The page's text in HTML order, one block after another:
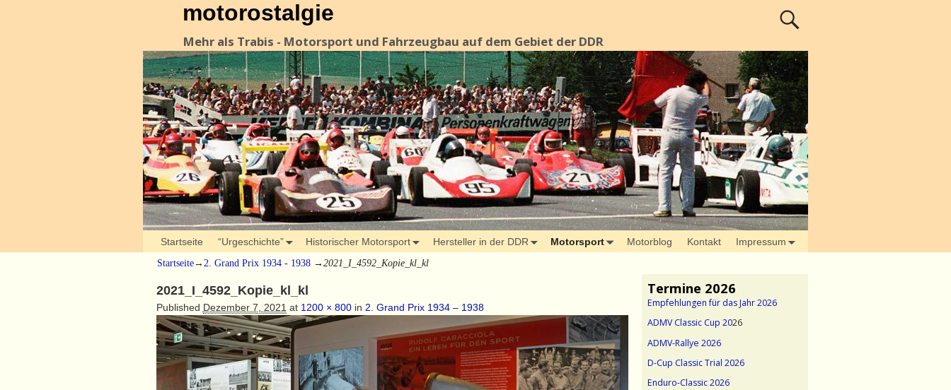
motorostalgie
Mehr als Trabis - Motorsport und Fahrzeugbau auf dem Gebiet der DDR
Startseite “Urgeschichte” Historischer Motorsport Hersteller in der DDR Motorsport Motorblog Kontakt Impressum
Startseite→ 2. Grand Prix 1934 - 1938 → 2021_I_4592_Kopie_kl_kl
2021_I_4592_Kopie_kl_kl
Published Dezember 7, 2021 at 1200 × 800in 2. Grand Prix 1934 – 1938
Termine 2026
Empfehlungen für das Jahr 2026
ADMV Classic Cup 2026
ADMV-Rallye 2026
D-Cup Classic Trial 2026
Enduro-Classic 2026